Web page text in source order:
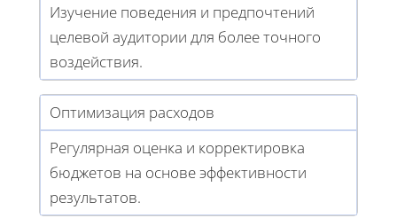
Изучение поведения и предпочтений
целевой аудитории для более точного
воздействия.
Оптимизация расходов
Регулярная оценка и корректировка
бюджетов на основе эффективности
результатов.